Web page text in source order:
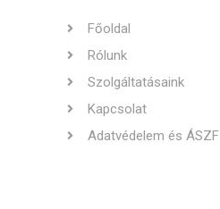
Főoldal
Rólunk
Szolgáltatásaink
Kapcsolat
Adatvédelem és ÁSZF